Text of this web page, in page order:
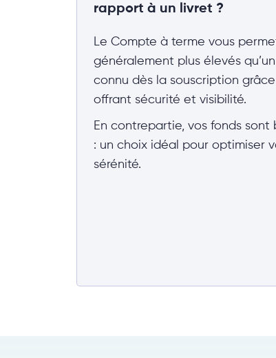
rapport à un livret ?
Le Compte à terme vous
généralement plus élevés
connu dès la souscription
offrant sécurité et visibilité.
En contrepartie, vos fonds
: un choix idéal pour optimiser
sérénité.